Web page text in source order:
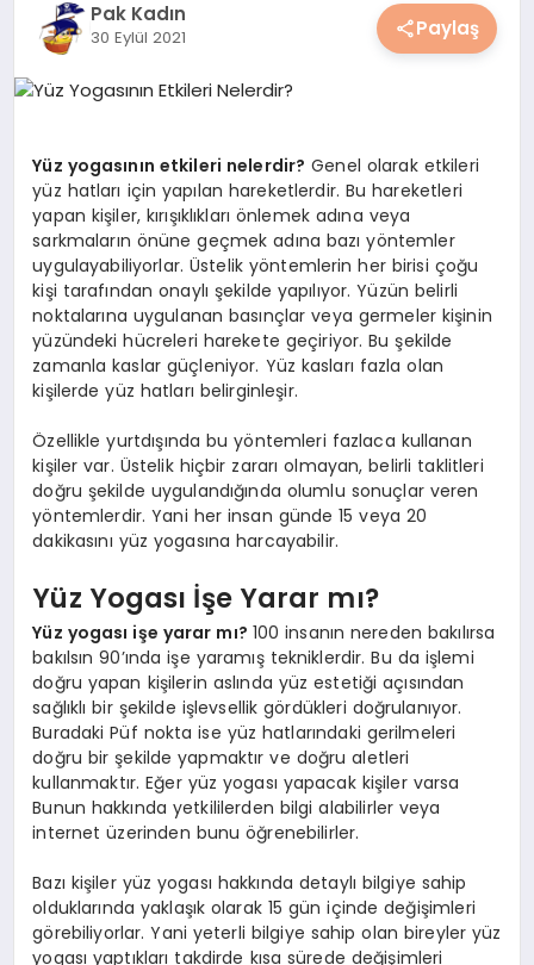
SPOR & FITNESS
YEMEK
KIMDIR?
HESAPLAMALAR
Pak Kadın
30 Eylül 2021 Paylaş
Yüz yogasının etkileri nelerdir? Genel olarak etkileri
yüz hatları için yapılan hareketlerdir. Bu hareketleri
yapan kişiler, kırışıklıkları önlemek adına veya
sarkmaların önüne geçmek adına bazı yöntemler
uygulayabiliyorlar. Üstelik yöntemlerin her birisi çoğu
kişi tarafından onaylı şekilde yapılıyor. Yüzün belirli
noktalarına uygulanan basınçlar veya germeler kişinin
yüzündeki hücreleri harekete geçiriyor. Bu şekilde
zamanla kaslar güçleniyor. Yüz kasları fazla olan
kişilerde yüz hatları belirginleşir.
Özellikle yurtdışında bu yöntemleri fazlaca kullanan
kişiler var. Üstelik hiçbir zararı olmayan, belirli taklitleri
doğru şekilde uygulandığında olumlu sonuçlar veren
yöntemlerdir. Yani her insan günde 15 veya 20
dakikasını yüz yogasına harcayabilir.
Yüz Yogası İşe Yarar mı?
Yüz yogası işe yarar mı? 100 insanın nereden bakılırsa
bakılsın 90’ında işe yaramış tekniklerdir. Bu da işlemi
doğru yapan kişilerin aslında yüz estetiği açısından
sağlıklı bir şekilde işlevsellik gördükleri doğrulanıyor.
Buradaki Püf nokta ise yüz hatlarındaki gerilmeleri
doğru bir şekilde yapmaktır ve doğru aletleri
kullanmaktır. Eğer yüz yogası yapacak kişiler varsa
Bunun hakkında yetkililerden bilgi alabilirler veya
internet üzerinden bunu öğrenebilirler.
Bazı kişiler yüz yogası hakkında detaylı bilgiye sahip
olduklarında yaklaşık olarak 15 gün içinde değişimleri
görebiliyorlar. Yani yeterli bilgiye sahip olan bireyler yüz
yogası yaptıkları takdirde kısa sürede değişimleri